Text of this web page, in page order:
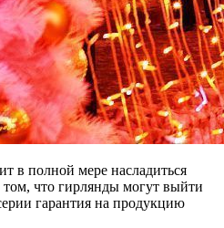
в полной мере насладиться
что гирлянды могут выйти
гарантия на продукцию